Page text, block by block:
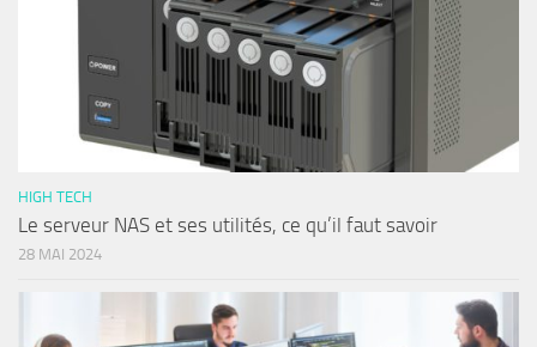
HIGH TECH
Le serveur NAS et ses utilités, ce qu’il faut savoir
28 MAI 2024